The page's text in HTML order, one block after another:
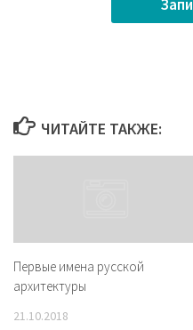
ЧИТАЙТЕ ТАКЖЕ:
Первые имена русской
архитектуры
21.10.2018